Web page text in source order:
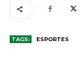
TAGS: ESPORTES